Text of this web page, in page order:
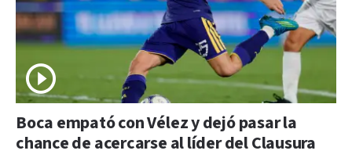
Boca empató con Vélez y dejó pasar la
chance de acercarse al líder del Clausura